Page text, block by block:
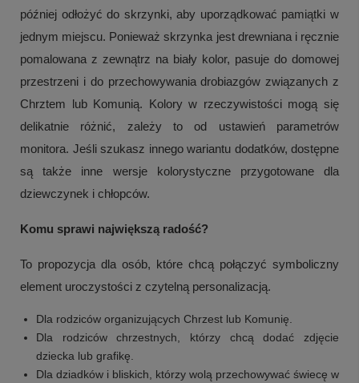
później odłożyć do skrzynki, aby uporządkować pamiątki w
jednym miejscu. Ponieważ skrzynka jest drewniana i ręcznie
pomalowana z zewnątrz na biały kolor, pasuje do domowej
przestrzeni i do przechowywania drobiazgów związanych z
Chrztem lub Komunią. Kolory w rzeczywistości mogą się
delikatnie różnić, zależy to od ustawień parametrów
monitora. Jeśli szukasz innego wariantu dodatków, dostępne
są także inne wersje kolorystyczne przygotowane dla
dziewczynek i chłopców.
Komu sprawi największą radość?
To propozycja dla osób, które chcą połączyć symboliczny
element uroczystości z czytelną personalizacją.
Dla rodziców organizujących Chrzest lub Komunię.
Dla rodziców chrzestnych, którzy chcą dodać zdjęcie
dziecka lub grafikę.
Dla dziadków i bliskich, którzy wolą przechowywać świecę w